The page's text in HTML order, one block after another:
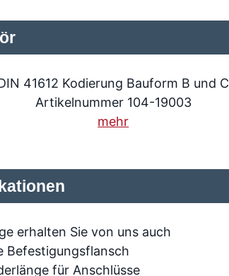
41612 Kodierung Bauform B und C
Artikelnummer 104-19003
mehr
erhalten Sie von uns auch
Befestigungsflansch
für Anschlüsse